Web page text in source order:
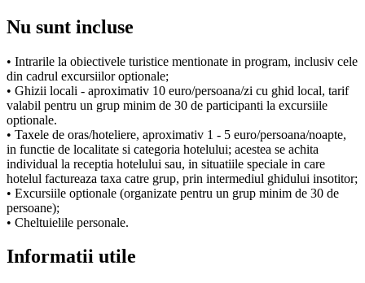
Nu sunt incluse
• Intrarile la obiectivele turistice mentionate in program, inclusiv cele
din cadrul excursiilor optionale;
• Ghizii locali - aproximativ 10 euro/persoana/zi cu ghid local, tarif
valabil pentru un grup minim de 30 de participanti la excursiile
optionale.
• Taxele de oras/hoteliere, aproximativ 1 - 5 euro/persoana/noapte,
in functie de localitate si categoria hotelului; acestea se achita
individual la receptia hotelului sau, in situatiile speciale in care
hotelul factureaza taxa catre grup, prin intermediul ghidului insotitor;
• Excursiile optionale (organizate pentru un grup minim de 30 de
persoane);
• Cheltuielile personale.
Informatii utile